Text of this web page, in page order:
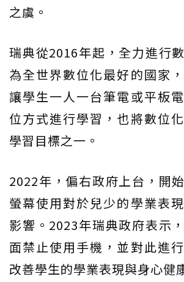
之虞。
瑞典從2016年起，全力進行
為全世界數位化最好的國家
讓學生一人一台筆電或平板
位方式進行學習，也將數位
學習目標之一。
2022年，偏右政府上台，開
螢幕使用對於兒少的學業表
影響。2023年瑞典政府表示
面禁止使用手機，並對此進
改善學生的學業表現與身心健